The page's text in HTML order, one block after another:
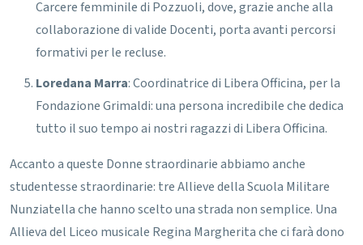
Carcere femminile di Pozzuoli, dove, grazie anche alla
collaborazione di valide Docenti, porta avanti percorsi
formativi per le recluse.
Loredana Marra: Coordinatrice di Libera Officina, per la
Fondazione Grimaldi: una persona incredibile che dedica
tutto il suo tempo ai nostri ragazzi di Libera Officina.
Accanto a queste Donne straordinarie abbiamo anche
studentesse straordinarie: tre Allieve della Scuola Militare
Nunziatella che hanno scelto una strada non semplice. Una
Allieva del Liceo musicale Regina Margherita che ci farà dono